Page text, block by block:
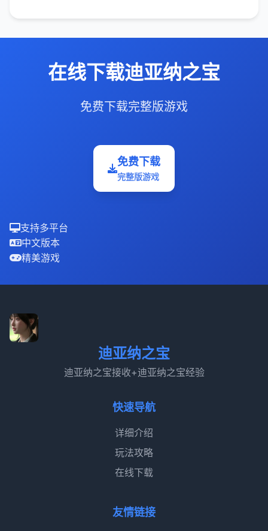
在线下载迪亚纳之宝
免费下载完整版游戏
免费下载
完整版游戏
支持多平台
中文版本
精美游戏
迪亚纳之宝
迪亚纳之宝接收+迪亚纳之宝经验
快速导航
详细介绍
玩法攻略
在线下载
友情链接